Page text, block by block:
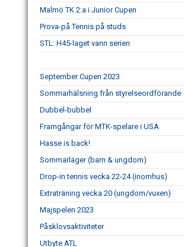
Malmö TK 2:a i Junior Cupen
Prova-på Tennis på studs
STL: H45-laget vann serien
September Cupen 2023
Sommarhälsning från styrelseordförande
Dubbel-bubbel
Framgångar för MTK-spelare i USA
Hasse is back!
Sommarläger (barn & ungdom)
Drop-in tennis vecka 22-24 (inomhus)
Extraträning vecka 20 (ungdom/vuxen)
Majspelen 2023
Påsklovsaktiviteter
Utbyte ATL